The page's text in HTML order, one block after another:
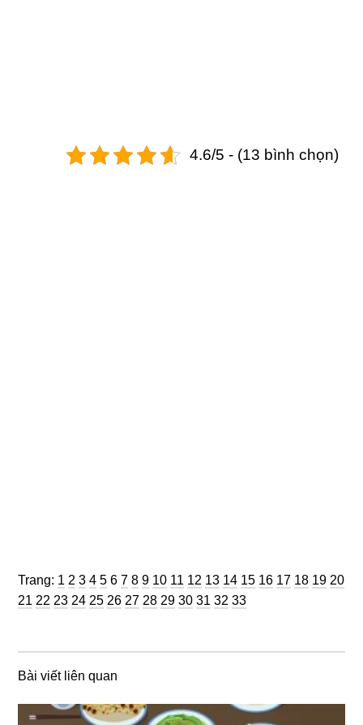
4.6/5 - (13 bình chọn)
Trang: Trang
1 Trang
2 Trang
3 Trang
4 Trang
5 Trang
6 Trang
7 Trang
8 Trang
9 Trang
10 Trang
11 Trang
12 Trang
13 Trang
14 Trang
15 Trang
16 Trang
17 Trang
18 Trang
19 Trang
20
Trang
21 Trang
22 Trang
23 Trang
24 Trang
25 Trang
26 Trang
27 Trang
28 Trang
29 Trang
30 Trang
31 Trang
32 Trang
33
Bài viết liên quan